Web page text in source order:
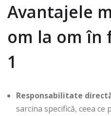
Avantajele
om la om în
1
Responsabilitate
sarcina specifică, ceea